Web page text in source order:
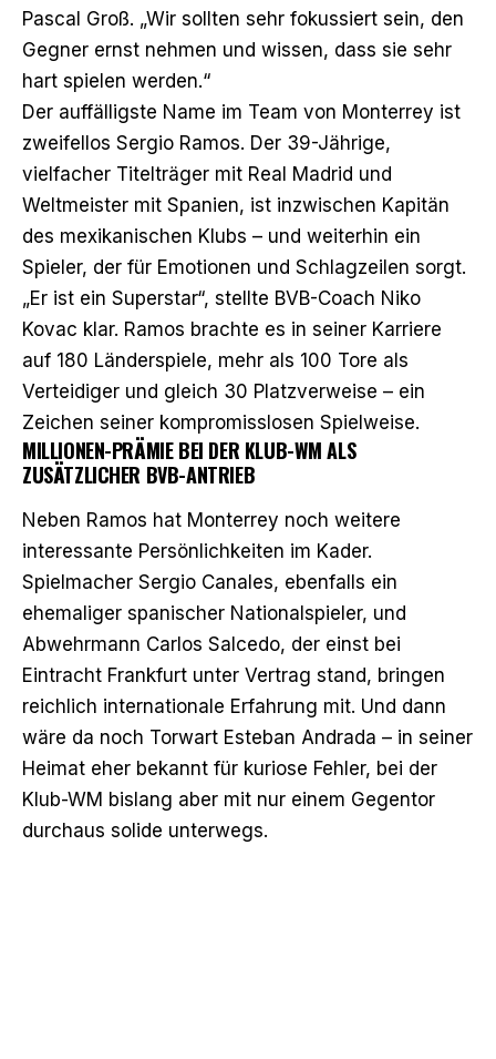
Pascal Groß. „Wir sollten sehr fokussiert sein, den
Gegner ernst nehmen und wissen, dass sie sehr
hart spielen werden.“
Der auffälligste Name im Team von Monterrey ist
zweifellos Sergio Ramos. Der 39-Jährige,
vielfacher Titelträger mit Real Madrid und
Weltmeister mit Spanien, ist inzwischen Kapitän
des mexikanischen Klubs – und weiterhin ein
Spieler, der für Emotionen und Schlagzeilen sorgt.
„Er ist ein Superstar“, stellte BVB-Coach Niko
Kovac klar. Ramos brachte es in seiner Karriere
auf 180 Länderspiele, mehr als 100 Tore als
Verteidiger und gleich 30 Platzverweise – ein
Zeichen seiner kompromisslosen Spielweise.
MILLIONEN-PRÄMIE BEI DER KLUB-WM ALS
ZUSÄTZLICHER BVB-ANTRIEB
Neben Ramos hat Monterrey noch weitere
interessante Persönlichkeiten im Kader.
Spielmacher Sergio Canales, ebenfalls ein
ehemaliger spanischer Nationalspieler, und
Abwehrmann Carlos Salcedo, der einst bei
Eintracht Frankfurt unter Vertrag stand, bringen
reichlich internationale Erfahrung mit. Und dann
wäre da noch Torwart Esteban Andrada – in seiner
Heimat eher bekannt für kuriose Fehler, bei der
Klub-WM bislang aber mit nur einem Gegentor
durchaus solide unterwegs.